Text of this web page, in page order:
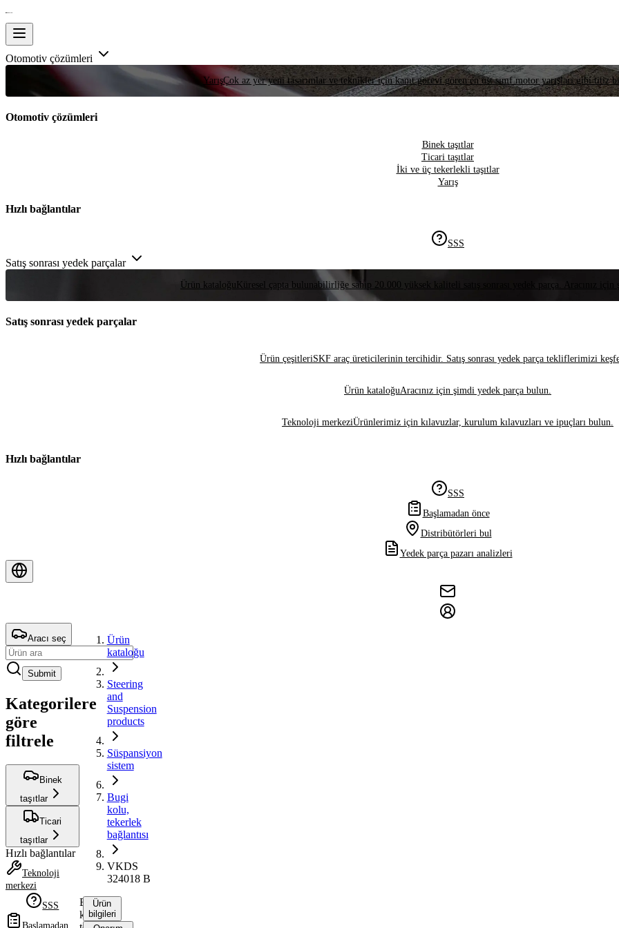
Otomotiv çözümleri
YarışÇok az yer yeni tasarımlar ve teknikler için kanıt görevi gören en üst sınıf motor yarışları gibi titiz
Otomotiv çözümleri
Binek taşıtlar
Ticari taşıtlar
İki ve üç tekerlekli taşıtlar
Yarış
Hızlı bağlantılar
SSS
Satış sonrası yedek parçalar
Ürün kataloğu Küresel çapta bulunabilirliğe sahip 20.000 yüksek kaliteli satış sonrası yedek parça. Aracınız
Satış sonrası yedek parçalar
Ürün çeşitleriSKF araç üreticilerinin tercihidir. Satış sonrası yedek parça tekliflerimizi
Ürün kataloğuAracınız için şimdi yedek parça bulun.
Teknoloji merkeziÜrünlerimiz için kılavuzlar, kurulum kılavuzları ve ipuçları bulun.
Hızlı bağlantılar
SSS
Başlamadan önce
Distribütörleri bul
Yedek parça pazarı analizleri
Aracı seç
Submit
Kategorilere
göre
filtrele
Binek
taşıtlar
Ticari
taşıtlar
Hızlı bağlantılar
Teknoloji
merkezi
SSS
Başlamadan
Ürün
kataloğu
Steering
and
Suspension
products
Süspansiyon
sistem
Bugi
kolu,
tekerlek
bağlantısı
VKDS
324018 B
Bugi
kolu,
Ürün
bilgileri